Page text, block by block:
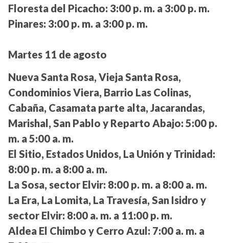
Floresta del Picacho: 3:00 p. m. a 3:00 p. m.
Pinares: 3:00 p. m. a 3:00 p. m.
Martes 11 de agosto
Nueva Santa Rosa, Vieja Santa Rosa,
Condominios Viera, Barrio Las Colinas,
Cabaña, Casamata parte alta, Jacarandas,
Marishal, San Pablo y Reparto Abajo: 5:00 p.
m. a 5:00 a. m.
El Sitio, Estados Unidos, La Unión y Trinidad:
8:00 p. m. a 8:00 a. m.
La Sosa, sector Elvir: 8:00 p. m. a 8:00 a. m.
La Era, La Lomita, La Travesía, San Isidro y
sector Elvir: 8:00 a. m. a 11:00 p. m.
Aldea El Chimbo y Cerro Azul: 7:00 a. m. a